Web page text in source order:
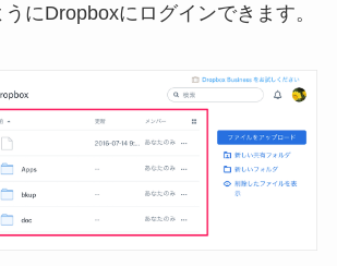
にDropboxにログインできます。